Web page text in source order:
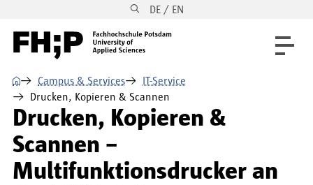
Direkt zur Hauptnavigation DE / EN
⌂ Campus & Services
IT-Service
Drucken, Kopieren & Scannen
Drucken, Kopieren &
Scannen –
Multifunktionsdrucker an